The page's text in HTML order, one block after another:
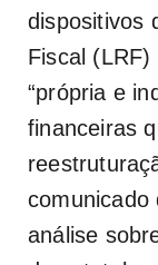
dispositivos
Fiscal
“própria e
financeiras
comunicado
análise